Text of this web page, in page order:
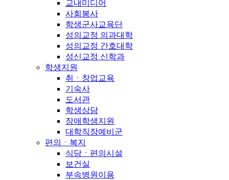
교내미디어
사회봉사
학생군사교육단
성의교정 의과대학
성의교정 간호대학
성신교정 신학과
학생지원
취ㆍ창업교육
기숙사
도서관
학생상담
장애학생지원
대학직장예비군
편의ㆍ복지
식당ㆍ편의시설
보건실
부속병원이용